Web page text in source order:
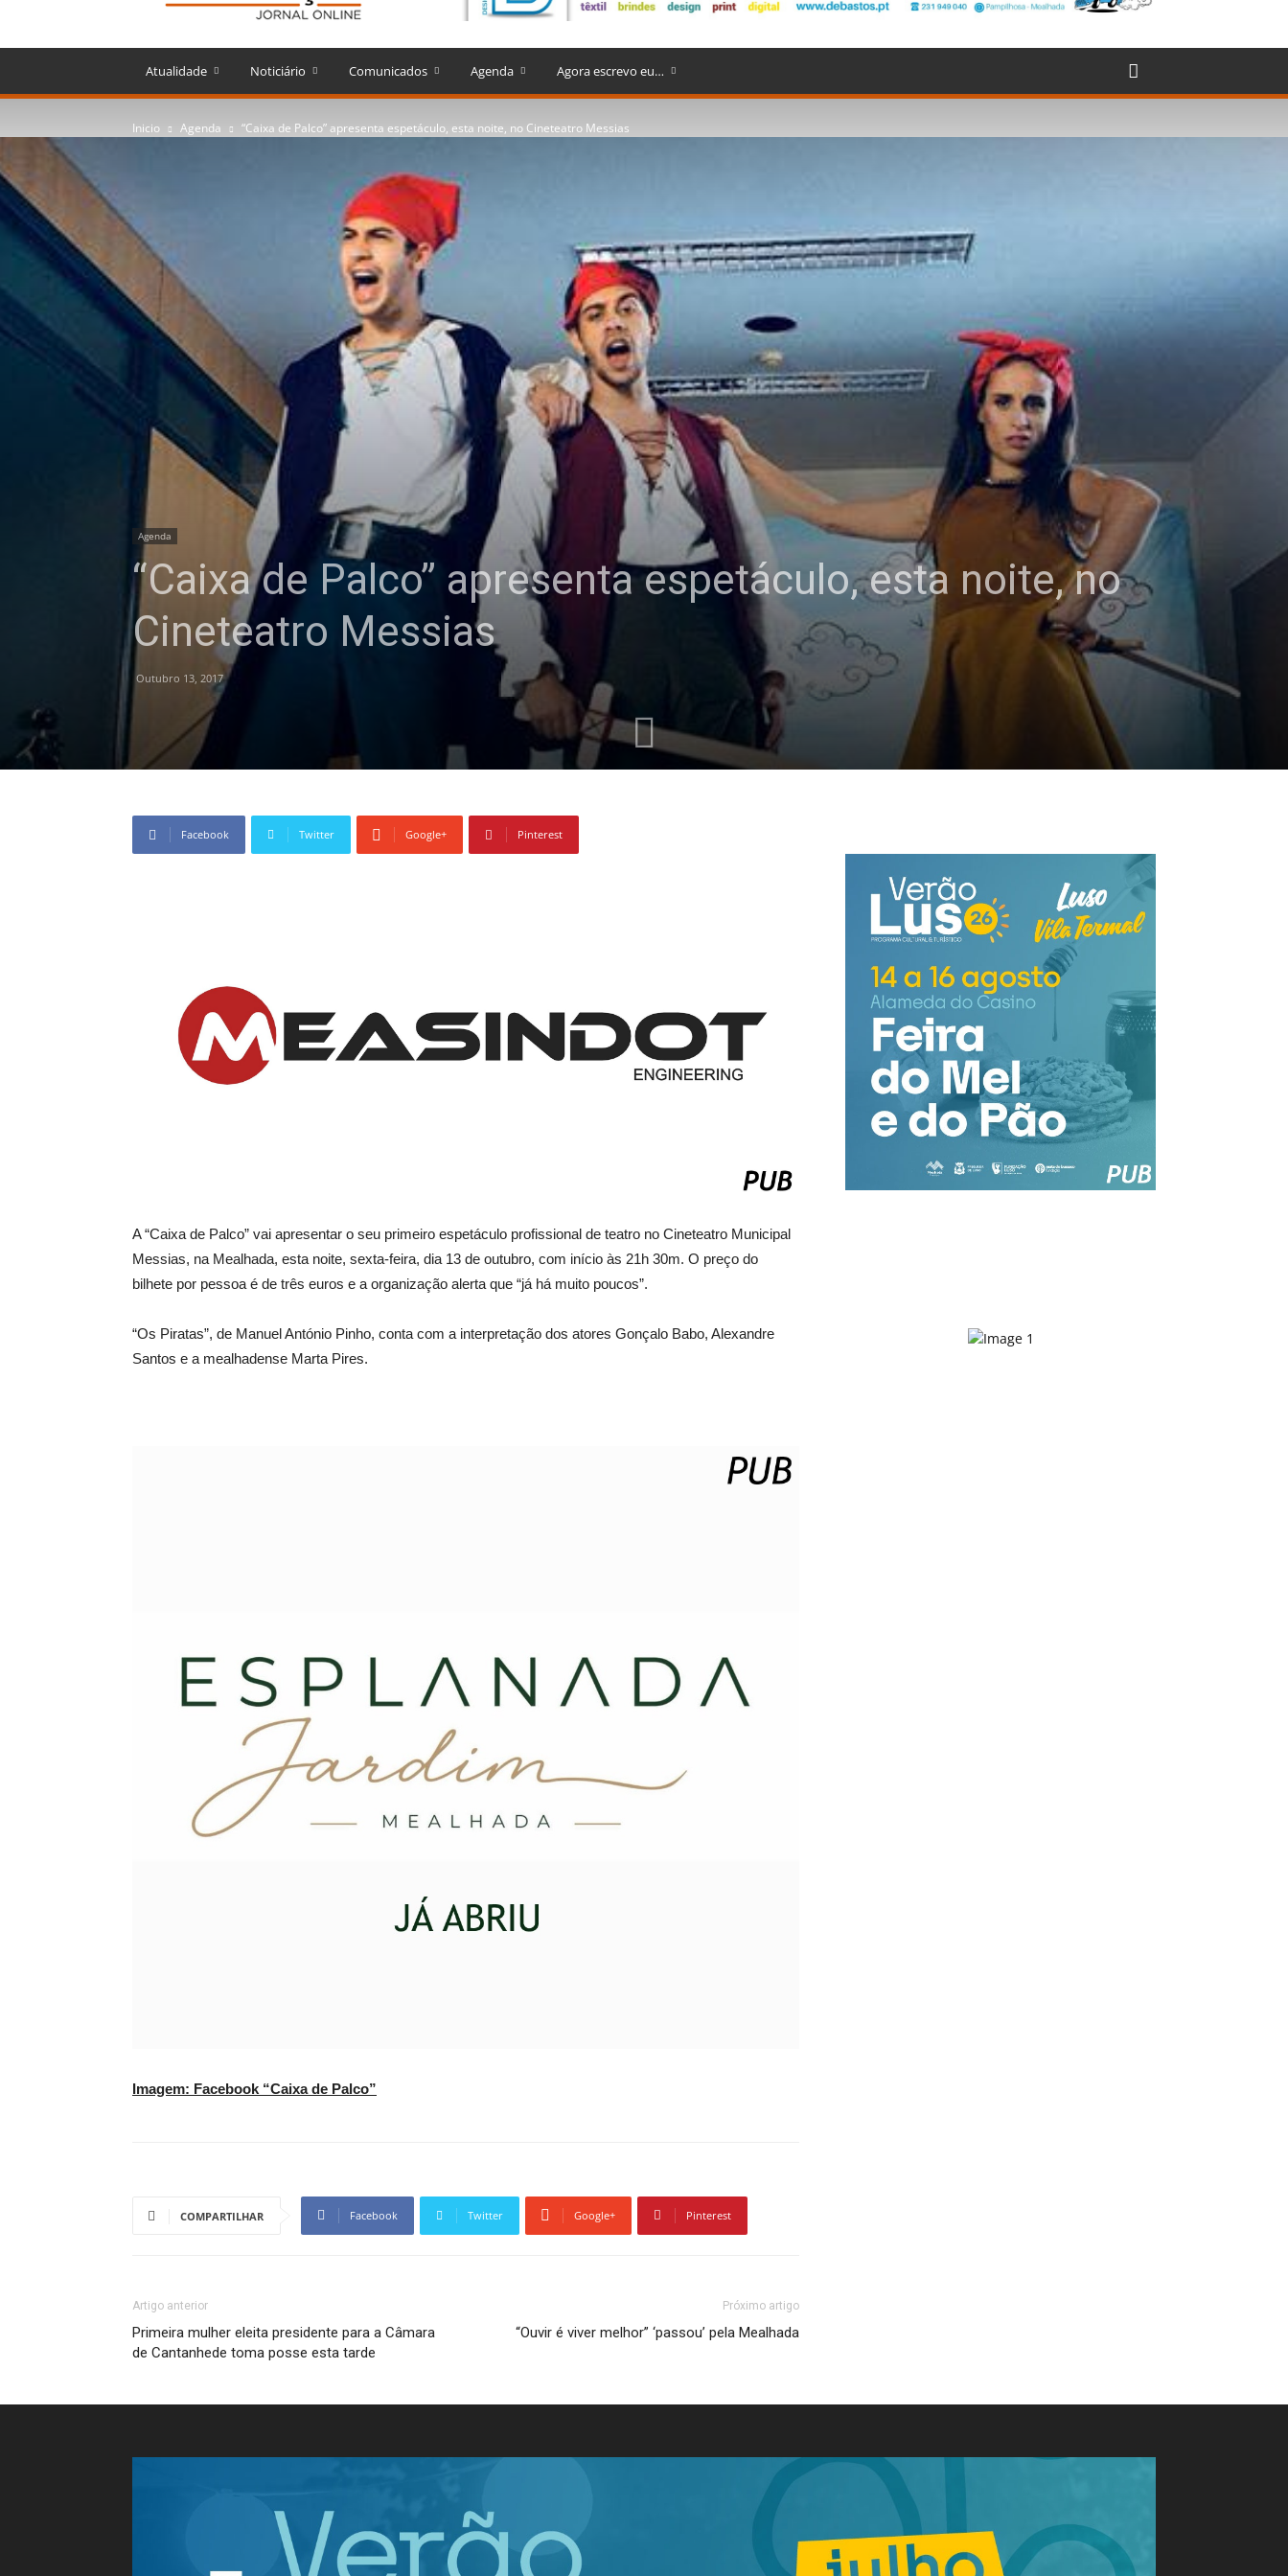
Atualidade Noticiário Comunicados Agenda Agora escrevo eu…
Inicio Agenda “Caixa de Palco” apresenta espetáculo, esta noite, no Cineteatro Messias
Agenda
“Caixa de Palco” apresenta espetáculo, esta noite, no
Cineteatro Messias
Outubro 13, 2017
Facebook Twitter Google+ Pinterest
A “Caixa de Palco” vai apresentar o seu primeiro espetáculo profissional de teatro no Cineteatro Municipal
Messias, na Mealhada, esta noite, sexta-feira, dia 13 de outubro, com início às 21h 30m. O preço do
bilhete por pessoa é de três euros e a organização alerta que “já há muito poucos”.
“Os Piratas”, de Manuel António Pinho, conta com a interpretação dos atores Gonçalo Babo, Alexandre
Santos e a mealhadense Marta Pires.
Imagem: Facebook “Caixa de Palco”
COMPARTILHAR Facebook Twitter Google+ Pinterest
Artigo anterior
Primeira mulher eleita presidente para a Câmara
de Cantanhede toma posse esta tarde
Próximo artigo
“Ouvir é viver melhor” ‘passou’ pela Mealhada